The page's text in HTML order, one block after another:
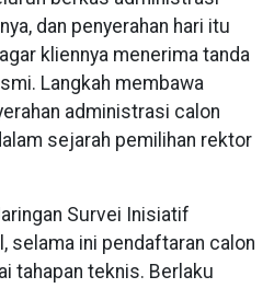
dan penyerahan hari itu
kliennya menerima tanda
Langkah membawa
administrasi calon
sejarah pemilihan rektor
Survei Inisiatif
selama ini pendaftaran calon
tahapan teknis. Berlaku